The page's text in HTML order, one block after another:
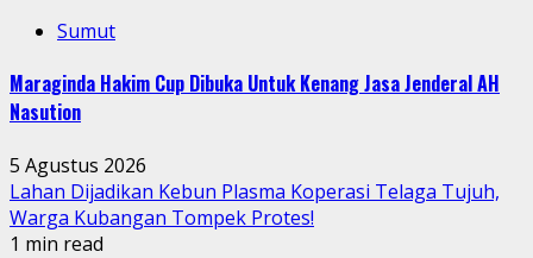
Sumut
Maraginda Hakim Cup Dibuka Untuk Kenang Jasa Jenderal AH
Nasution
5 Agustus 2026
Lahan Dijadikan Kebun Plasma Koperasi Telaga Tujuh,
Warga Kubangan Tompek Protes!
1 min read